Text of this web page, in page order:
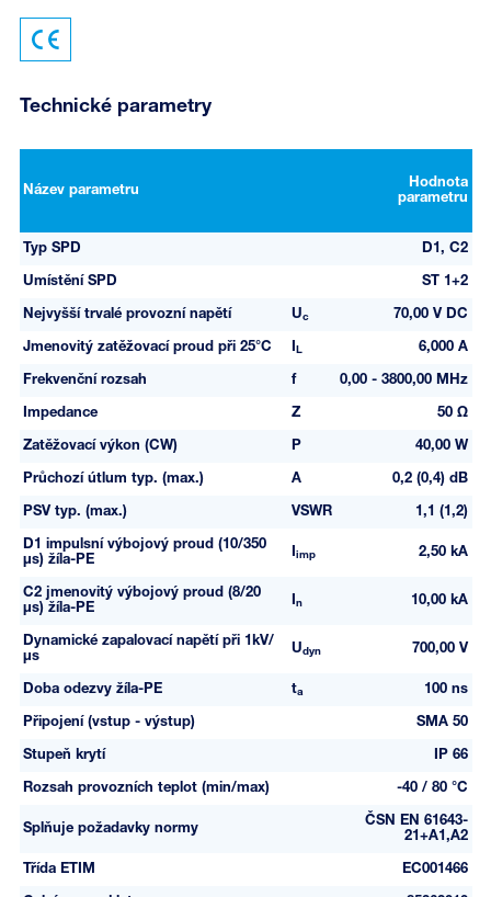
Technické parametry
Název parametru
Hodnota
parametru
Typ SPD D1, C2
Umístění SPD ST 1+2
Nejvyšší trvalé provozní napětí Uc 70,00 V DC
Jmenovitý zatěžovací proud při 25°C L 6,000 A
Frekvenční rozsah f 0,00 - 3800,00 MHz
Impedance Z 50 Ω
Zatěžovací výkon (CW) P 40,00 W
Průchozí útlum typ. (max.) A 0,2 (0,4) dB
PSV typ. (max.) VSWR 1,1 (1,2)
D1 impulsní výbojový proud (10/350
µs) žíla-PE
imp 2,50 kA
C2 jmenovitý výbojový proud (8/20
µs) žíla-PE
n 10,00 kA
Dynamické zapalovací napětí při 1kV/
µs
Udyn 700,00 V
Doba odezvy žíla-PE ta 100 ns
Připojení (vstup - výstup) SMA 50
Stupeň krytí IP 66
Rozsah provozních teplot (min/max) -40 / 80 °C
Splňuje požadavky normy
ČSN EN 61643-
21+A1,A2
Třída ETIM EC001466